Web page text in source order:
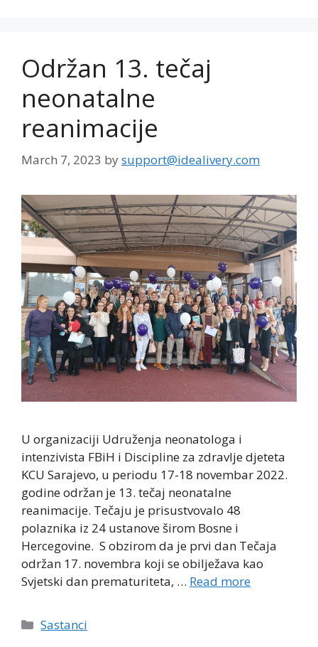
Održan 13. tečaj
neonatalne
reanimacije
March 7, 2023 bysupport@idealivery.com
U organizaciji Udruženja neonatologa i
intenzivista FBiH i Discipline za zdravlje djeteta
KCU Sarajevo, u periodu 17-18 novembar 2022.
godine održan je 13. tečaj neonatalne
reanimacije. Tečaju je prisustvovalo 48
polaznika iz 24 ustanove širom Bosne i
Hercegovine. S obzirom da je prvi dan Tečaja
održan 17. novembra koji se obilježava kao
Svjetski dan prematuriteta, … Read more
Categories
Sastanci